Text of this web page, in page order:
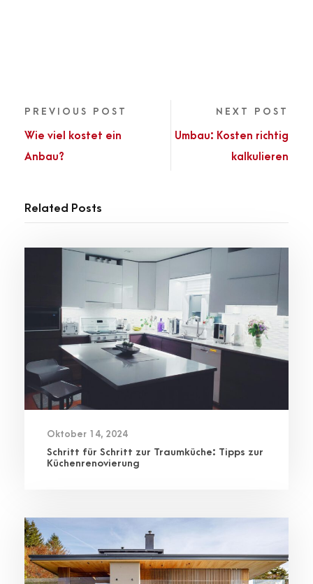
PREVIOUS POST
Wie viel kostet ein
Anbau?
NEXT POST
Umbau: Kosten richtig
kalkulieren
Related Posts
Oktober 14, 2024
Schritt für Schritt zur Traumküche: Tipps zur
Küchenrenovierung